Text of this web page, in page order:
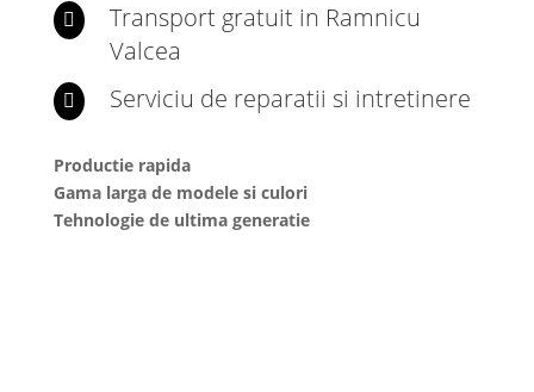

Transport gratuit in Ramnicu
Valcea
 Serviciu de reparatii si intretinere
Productie rapida
Gama larga de modele si culori
Tehnologie de ultima generatie